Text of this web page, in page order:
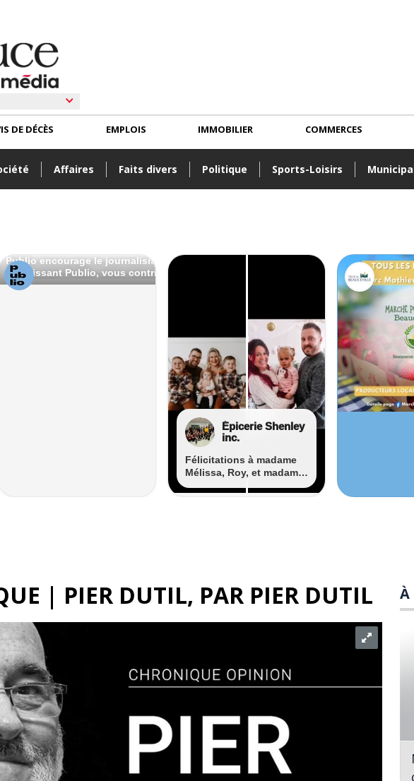
Affaires Faits divers Politique Sports-Loisirs
DE DÉCÈS EMPLOIS IMMOBILIER COMMERCES
| PIER DUTIL, PAR PIER DUTIL